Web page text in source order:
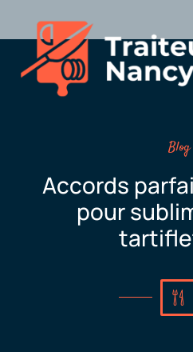
Blog
Accords
pour